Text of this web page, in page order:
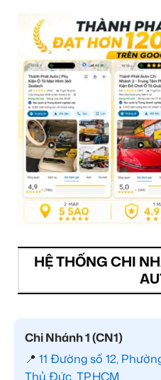
HỆ THỐNG CHI
Chi Nhánh 1 (CN1)
📍 11 Đường số 12,
Thủ Đức, TP.HCM